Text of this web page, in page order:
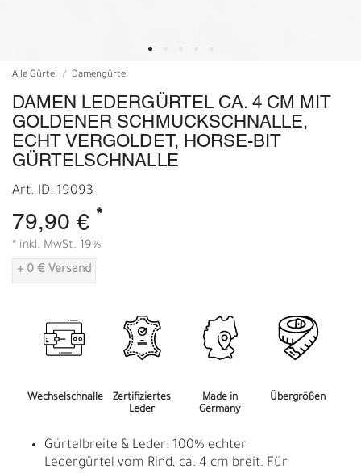
Alle Gürtel Damengürtel
DAMEN LEDERGÜRTEL CA. 4 CM MIT
GOLDENER SCHMUCKSCHNALLE,
ECHT VERGOLDET, HORSE-BIT
GÜRTELSCHNALLE
Art.-ID: 19093
79,90 € *
* inkl. MwSt. 19%
+ 0 € Versand
Wechselschnalle
Zertifiziertes
Leder
Made in
Germany
Übergrößen
Gürtelbreite & Leder: 100% echter
Ledergürtel vom Rind, ca. 4 cm breit. Für